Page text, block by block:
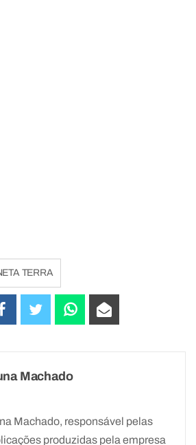
TERRA
Machado
Machado, responsável pelas
produzidas pela empresa